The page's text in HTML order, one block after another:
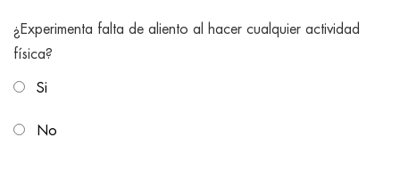
¿Experimenta falta de aliento al hacer cualquier actividad
física?
Si
No